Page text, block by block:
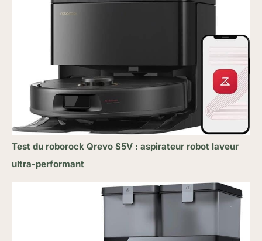
Test du roborock Qrevo S5V : aspirateur robot laveur
ultra-performant